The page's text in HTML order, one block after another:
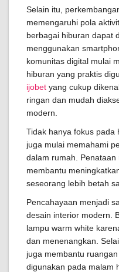
Selain itu,
memengaruhi pola
berbagai hiburan dapat
menggunakan
komunitas digital mulai
hiburan yang praktis
ijobet yang cukup
ringan dan mudah
modern.
Tidak hanya fokus pada
juga mulai memahami
dalam rumah.
membantu
seseorang lebih betah
Pencahayaan menjadi
desain interior modern.
lampu warm white
dan menenangkan.
juga membantu
digunakan pada malam